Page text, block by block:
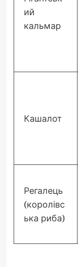
ий
кальмар
Кашалот
Регалець
(королівс
ька риба)